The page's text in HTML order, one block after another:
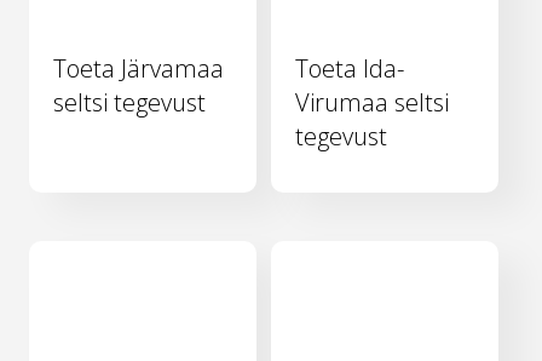
Toeta Järvamaa
seltsi tegevust
Toeta Ida-
Virumaa seltsi
tegevust